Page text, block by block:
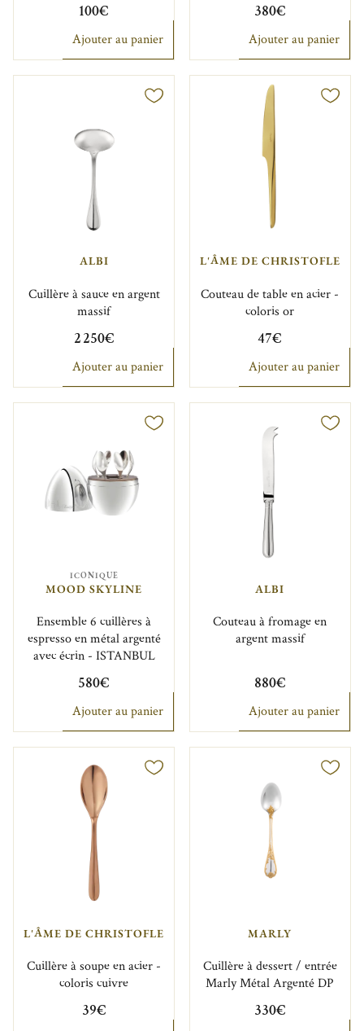
100€
Ajouter au panier
380€
Ajouter au panier
ALBI
Cuillère à sauce en argent
massif
2 250€
Ajouter au panier
L'ÂME DE CHRISTOFLE
Couteau de table en acier -
coloris or
47€
Ajouter au panier
ICONIQUE
MOOD SKYLINE
Ensemble 6 cuillères à
espresso en métal argenté
avec écrin - ISTANBUL
580€
Ajouter au panier
ALBI
Couteau à fromage en
argent massif
880€
Ajouter au panier
L'ÂME DE CHRISTOFLE
Cuillère à soupe en acier -
coloris cuivre
39€
MARLY
Cuillère à dessert / entrée
Marly Métal Argenté DP
330€